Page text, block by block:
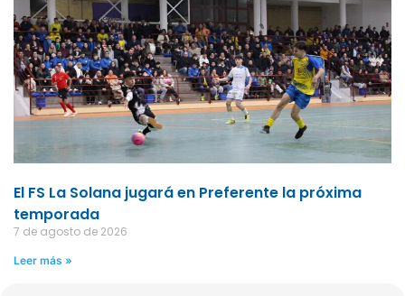
El FS La Solana jugará en Preferente la próxima
temporada
7 de agosto de 2026
Leer más »